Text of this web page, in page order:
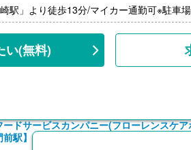
崎駅」より徒歩13分/マイカー通勤可※駐車
い(無料)
ドサービスカンパニー(フローレンスケ
前駅】